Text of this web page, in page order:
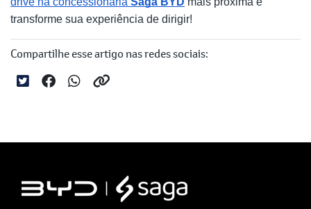
transforme sua experiência de dirigir!
Compartilhe esse artigo nas redes sociais: